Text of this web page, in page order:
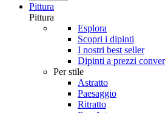
Pittura
Pittura
Esplora
Scopri i dipinti
I nostri best seller
Dipinti a prezzi
Per stile
Astratto
Paesaggio
Ritratto